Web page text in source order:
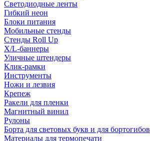
Светодиодные ленты
Гибкий неон
Блоки питания
Мобильные стенды
Стенды Roll Up
X/L-баннеры
Уличные штендеры
Клик-рамки
Инструменты
Ножи и лезвия
Крепеж
Ракели для пленки
Магнитный винил
Рулоны
Борта для световых букв и для бортогибов
Материалы для термопечати